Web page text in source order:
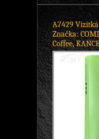
A7429
Značka:
Coffee,